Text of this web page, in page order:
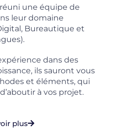
une équipe de
leur domaine
Bureautique et
dans des
ils sauront vous
et éléments, qui
à vos projet.
plus